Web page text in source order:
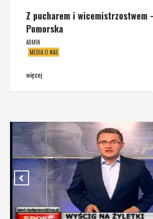
Z pucharem i wicemistrzostwem
Pomorska
ADMIN
MEDIA O NAS
więcej